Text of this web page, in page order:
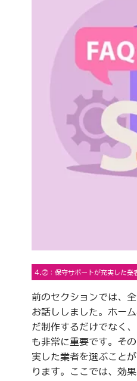
4.②：保守サポートが充実した業
前のセクションでは、
お話ししました。ホー
だ制作するだけでなく
も非常に重要です。そ
実した業者を選ぶこと
ります。ここでは、効